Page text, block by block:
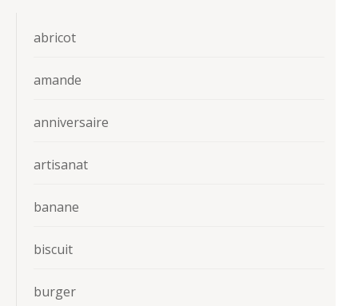
abricot
amande
anniversaire
artisanat
banane
biscuit
burger